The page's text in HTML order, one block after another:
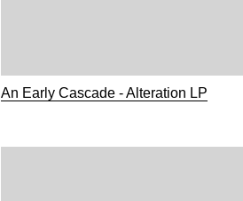
An Early Cascade - Alteration LP